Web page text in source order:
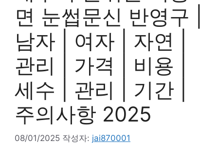
면 눈썹문신 반영구 |
남자 | 여자 | 자연 |
관리 | 가격 | 비용 |
세수 | 관리 | 기간 |
주의사항 2025
08/01/2025 작성자: jai870001